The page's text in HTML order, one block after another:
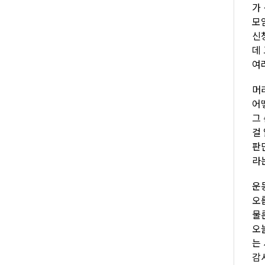
가
모
신
데
여
머
어
그
걸
판
라
운
오
물
오
는
감